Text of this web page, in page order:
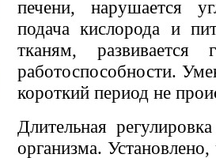
печени, нарушается
подача кислорода и
тканям, развивается
работоспособности.
короткий период не
Длительная
организма.